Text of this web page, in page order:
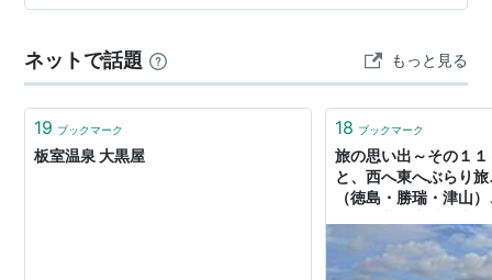
奥那須の自然に溶け込む一軒宿「幸乃湯温泉」とは？ 幸
と呼ばれる静かなエリアに佇む温泉宿です🌲 周囲は豊か
な森と澄んだ空気に包まれ、都会の喧…
ネットで話題 もっと見る
19 ブックマーク
板室温泉 大黒屋
18 ブックマーク
旅の思い出～その１
と、西へ東へぶらり
（徳島・勝瑞・津山
（花山温泉と板室温
さんのほげほげ日記